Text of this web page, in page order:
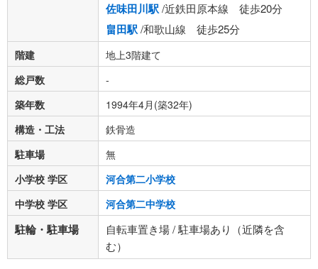
佐味田川駅/近鉄田原本線 徒歩20分
畠田駅/和歌山線 徒歩25分
階建
地上3階建て
総戸数
-
築年数
1994年4月(築32年)
構造・工法
鉄骨造
駐車場
無
小学校 学区
河合第二小学校
中学校 学区
河合第二中学校
駐輪・駐車場
自転車置き場 / 駐車場あり（近隣を含
む）